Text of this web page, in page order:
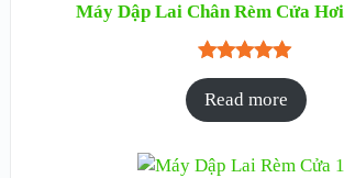
Máy Dập Lai Chân Rèm Cửa
Rated5.00
out of 5
1
customer
Read more